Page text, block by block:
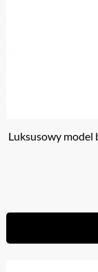
Luksusowy model